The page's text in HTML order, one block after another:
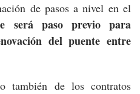
de pasos a nivel en el
será paso previo para
del puente entre
también de los contratos